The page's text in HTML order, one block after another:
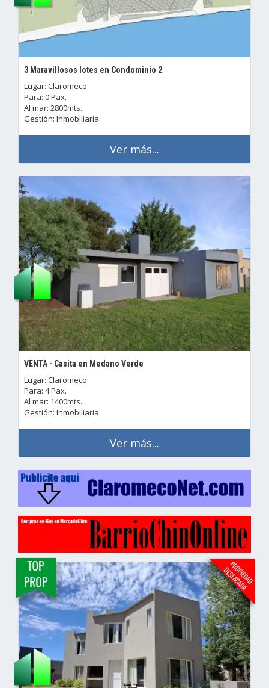
3 Maravillosos lotes en Condominio 2
Lugar: Claromeco
Para: 0 Pax.
Al mar: 2800mts.
Gestión: Inmobiliaria
Ver más...
VENTA - Casita en Medano Verde
Lugar: Claromeco
Para: 4 Pax.
Al mar: 1400mts.
Gestión: Inmobiliaria
Ver más...